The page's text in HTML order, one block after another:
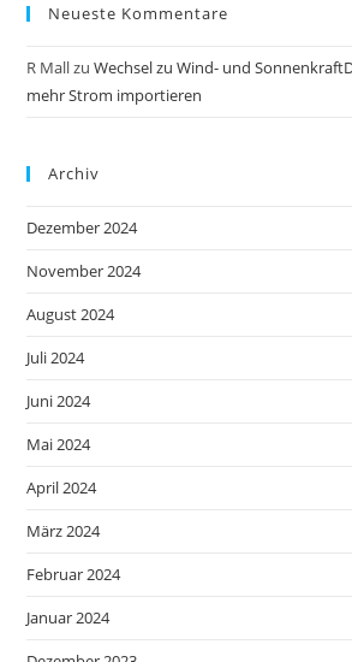
Neueste Kommentare
R MallzuWechsel zu Wind- und
mehr Strom importieren
Archiv
Dezember 2024
November 2024
August 2024
Juli 2024
Juni 2024
Mai 2024
April 2024
März 2024
Februar 2024
Januar 2024